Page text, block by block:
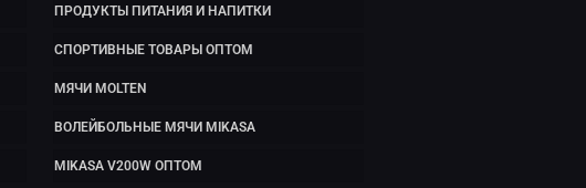
ПРОДУКТЫ ПИТАНИЯ И НАПИТКИ
СПОРТИВНЫЕ ТОВАРЫ ОПТОМ
МЯЧИ MOLTEN
ВОЛЕЙБОЛЬНЫЕ МЯЧИ MIKASA
MIKASA V200W ОПТОМ